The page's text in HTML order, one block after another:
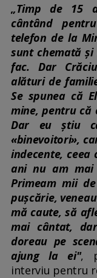
„Timp de 15
cântând
telefon de la
sunt chemată şi
fac. Dar
alături de
Se spunea că
mine, pentru că
Dar eu ştiu
«binevoitori»,
indecente,
ani nu am
Primeam mii
puşcărie,
mă caute, să
mai cântat,
doreau pe
ajung la ei",
interviu pentru